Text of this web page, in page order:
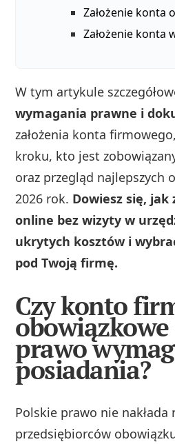
Założenie konta
Założenie konta
W tym artykule
wymagania prawne i
założenia konta
kroku, kto jest
oraz przegląd najlepszych
2026 rok. Dowiesz się, jak
online bez wizyty w
ukrytych kosztów i
pod Twoją firmę.
Czy konto
prawo
posiadania?
Polskie prawo nie nakłada
przedsiębiorców